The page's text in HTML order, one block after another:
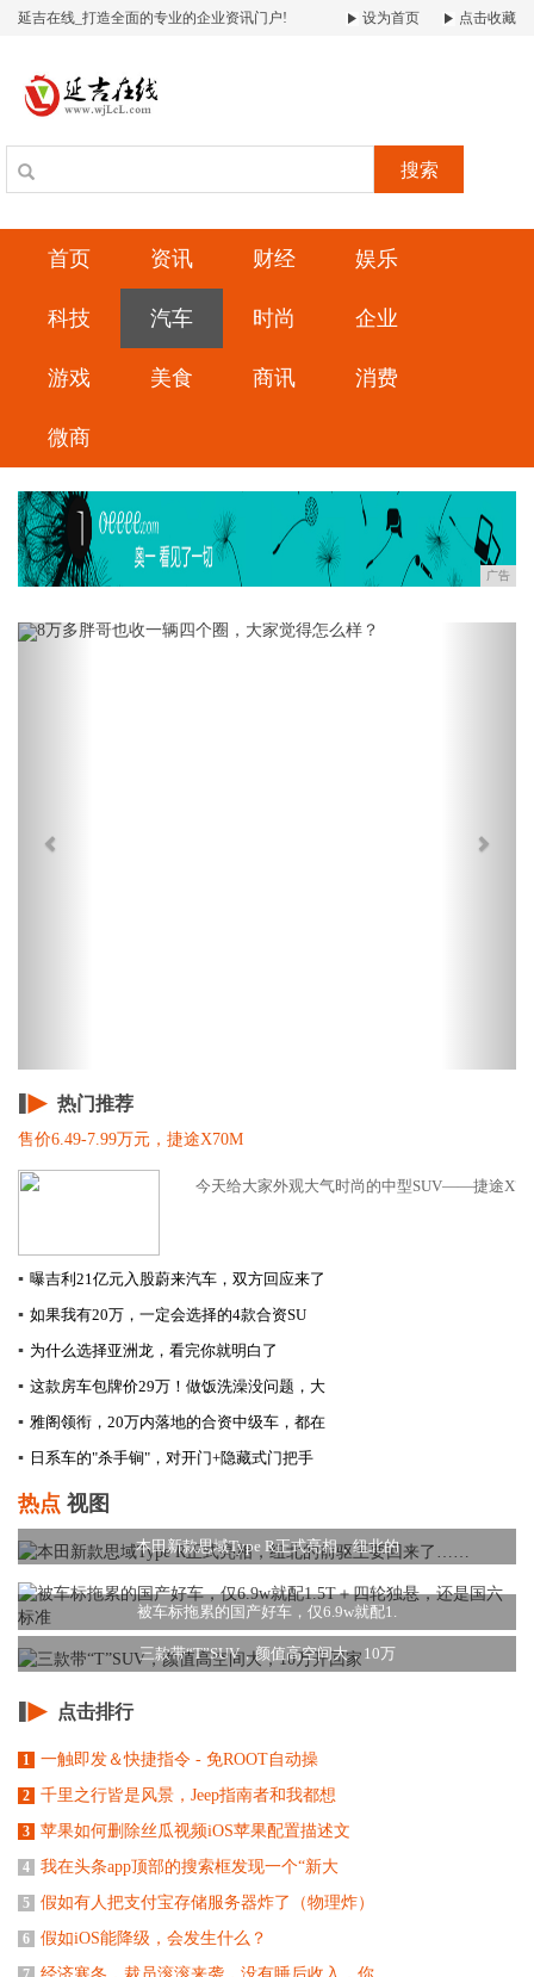
延吉在线_打造全面的专业的企业资讯门户! 设为首页 点击收藏
搜索
首页 资讯 财经 娱乐
科技 汽车 时尚 企业
游戏 美食 商讯 消费
微商
广告
Previous
热门推荐
售价6.49-7.99万元，捷途X70M
今天给大家外观大气时尚的中型SUV——捷途
▪ 曝吉利21亿元入股蔚来汽车，双方回应来了
▪ 如果我有20万，一定会选择的4款合资SU
▪ 为什么选择亚洲龙，看完你就明白了
▪ 这款房车包牌价29万！做饭洗澡没问题，大
▪ 雅阁领衔，20万内落地的合资中级车，都在
▪ 日系车的"杀手锏"，对开门+隐藏式门把手
热点 视图
本田新款思域Type R正式亮相，纽北的
被车标拖累的国产好车，仅6.9w就配1.
三款带“T”SUV，颜值高空间大，10万
点击排行
1 一触即发＆快捷指令 - 免ROOT自动操
2 千里之行皆是风景，Jeep指南者和我都想
3 苹果如何删除丝瓜视频iOS苹果配置描述文
4 我在头条app顶部的搜索框发现一个“新大
5 假如有人把支付宝存储服务器炸了（物理炸）
6 假如iOS能降级，会发生什么？